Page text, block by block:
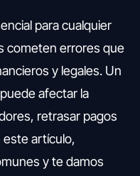
para cualquier
cometen errores que
y legales. Un
afectar la
retrasar pagos
este artículo,
y te damos